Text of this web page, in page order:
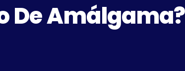
De Amálgama?